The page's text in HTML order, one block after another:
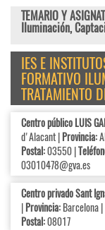
TEMARIO Y
Iluminación,
IES E
FORMATIVO
TRATAMIENTO
Centro público LUIS
d'Alacant |Provincia:
Postal:03550 |
03010478@gva.es
Centro privado Sant
|Provincia:Barcelona |
Postal:08017